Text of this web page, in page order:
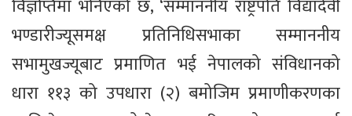
विज्ञप्तिमा भनिएको छ, ‘सम्माननीय राष्ट्रपति विद्यादेवी
भण्डारीज्यूसमक्ष प्रतिनिधिसभाका सम्माननीय
सभामुखज्यूबाट प्रमाणित भई नेपालको संविधानको
धारा ११३ को उपधारा (२) बमोजिम प्रमाणीकरणका